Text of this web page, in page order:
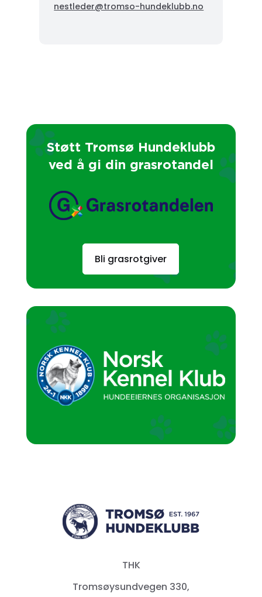
nestleder@tromso-hundeklubb.no
Støtt Tromsø Hundeklubb
ved å gi din grasrotandel
Bli grasrotgiver
THK
Tromsøysundvegen 330,